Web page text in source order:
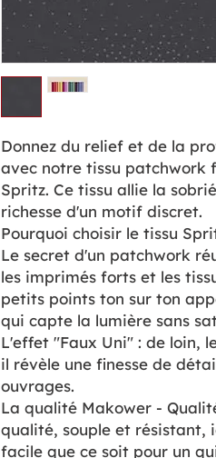
Donnez du relief et de la
avec notre tissu patchwork
Spritz. Ce tissu allie la
richesse d'un motif discret.
Pourquoi choisir le tissu
Le secret d'un patchwork
les imprimés forts et les
petits points ton sur ton
qui capte la lumière sans
L'effet "Faux Uni" : de loin,
il révèle une finesse de
ouvrages.
La qualité Makower -
qualité, souple et résistant,
facile que ce soit pour un